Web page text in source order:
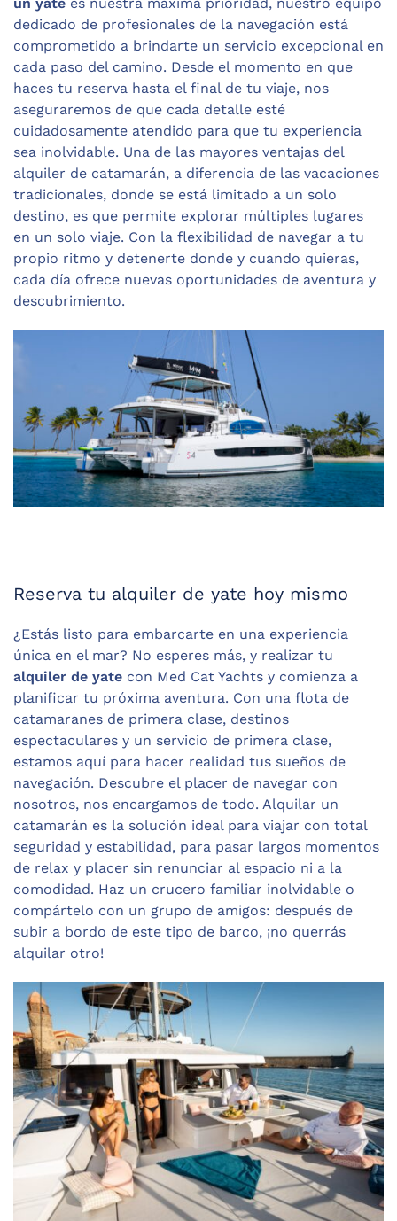
dedicado de profesionales de la navegación está
comprometido a brindarte un servicio excepcional en
cada paso del camino. Desde el momento en que
haces tu reserva hasta el final de tu viaje, nos
aseguraremos de que cada detalle esté
cuidadosamente atendido para que tu experiencia
sea inolvidable. Una de las mayores ventajas del
alquiler de catamarán, a diferencia de las vacaciones
tradicionales, donde se está limitado a un solo
destino, es que permite explorar múltiples lugares
en un solo viaje. Con la flexibilidad de navegar a tu
propio ritmo y detenerte donde y cuando quieras,
cada día ofrece nuevas oportunidades de aventura y
descubrimiento.
Reserva tu alquiler de yate hoy mismo
¿Estás listo para embarcarte en una experiencia
única en el mar? No esperes más, y realizar tu
alquiler de yate con Med Cat Yachts y comienza a
planificar tu próxima aventura. Con una flota de
catamaranes de primera clase, destinos
espectaculares y un servicio de primera clase,
estamos aquí para hacer realidad tus sueños de
navegación. Descubre el placer de navegar con
nosotros, nos encargamos de todo. Alquilar un
catamarán es la solución ideal para viajar con total
seguridad y estabilidad, para pasar largos momentos
de relax y placer sin renunciar al espacio ni a la
comodidad. Haz un crucero familiar inolvidable o
compártelo con un grupo de amigos: después de
subir a bordo de este tipo de barco, ¡no querrás
alquilar otro!